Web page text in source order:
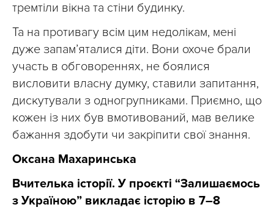
тремтіли вікна та стіни будинку.
Та на противагу всім цим недолікам, мені
дуже запамʼяталися діти. Вони охоче брали
участь в обговореннях, не боялися
висловити власну думку, ставили запитання,
дискутували з одногрупниками. Приємно, що
кожен із них був вмотивований, мав велике
бажання здобути чи закріпити свої знання.
Оксана Махаринська
Вчителька історії. У проєкті “Залишаємось
з Україною” викладає історію в 7–8